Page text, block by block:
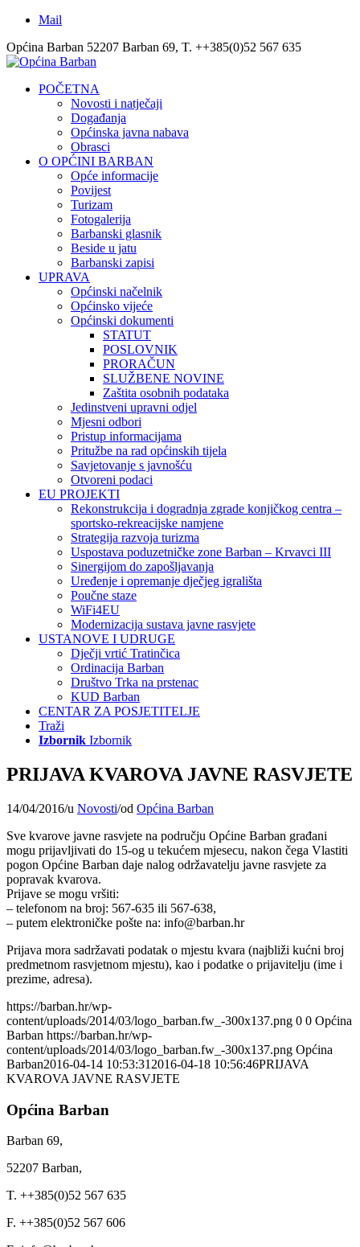
Mail
Općina Barban 52207 Barban 69, T. ++385(0)52 567 635
POČETNA
Novosti i natječaji
Događanja
Općinska javna nabava
Obrasci
O OPĆINI BARBAN
Opće informacije
Povijest
Turizam
Fotogalerija
Barbanski glasnik
Beside u jatu
Barbanski zapisi
UPRAVA
Općinski načelnik
Općinsko vijeće
Općinski dokumenti
STATUT
POSLOVNIK
PRORAČUN
SLUŽBENE NOVINE
Zaštita osobnih podataka
Jedinstveni upravni odjel
Mjesni odbori
Pristup informacijama
Pritužbe na rad općinskih tijela
Savjetovanje s javnošću
Otvoreni podaci
EU PROJEKTI
Rekonstrukcija i dogradnja zgrade konjičkog centra –
sportsko-rekreacijske namjene
Strategija razvoja turizma
Uspostava poduzetničke zone Barban – Krvavci III
Sinergijom do zapošljavanja
Uređenje i opremanje dječjeg igrališta
Poučne staze
WiFi4EU
Modernizacija sustava javne rasvjete
USTANOVE I UDRUGE
Dječji vrtić Tratinčica
Ordinacija Barban
Društvo Trka na prstenac
KUD Barban
CENTAR ZA POSJETITELJE
Traži
Izbornik Izbornik
PRIJAVA KVAROVA JAVNE RASVJETE
14/04/2016/u Novosti/od Općina Barban
Sve kvarove javne rasvjete na području Općine Barban građani
mogu prijavljivati do 15-og u tekućem mjesecu, nakon čega Vlastiti
pogon Općine Barban daje nalog održavatelju javne rasvjete za
popravak kvarova.
Prijave se mogu vršiti:
– telefonom na broj: 567-635 ili 567-638,
– putem elektroničke pošte na: info@barban.hr
Prijava mora sadržavati podatak o mjestu kvara (najbliži kućni broj
predmetnom rasvjetnom mjestu), kao i podatke o prijavitelju (ime i
prezime, adresa).
https://barban.hr/wp-
content/uploads/2014/03/logo_barban.fw_-300x137.png 0 0 Općina
Barban https://barban.hr/wp-
content/uploads/2014/03/logo_barban.fw_-300x137.png Općina
Barban2016-04-14 10:53:31 2016-04-18 10:56:46PRIJAVA
KVAROVA JAVNE RASVJETE
Općina Barban
Barban 69,
52207 Barban,
T. ++385(0)52 567 635
F. ++385(0)52 567 606